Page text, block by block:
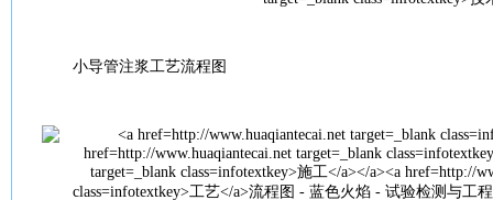
小导管注浆工艺流程图